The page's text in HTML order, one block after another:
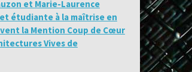
et Marie-Laurence
étudiante à la maîtrise en
la Mention Coup de Cœur
Vives de